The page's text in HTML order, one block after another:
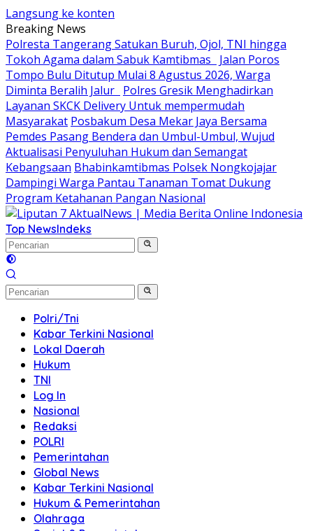
Langsung ke konten
Breaking News
Polresta Tangerang Satukan Buruh, Ojol, TNI hingga
Tokoh Agama dalam Sabuk Kamtibmas
Jalan Poros
Tompo Bulu Ditutup Mulai 8 Agustus 2026, Warga
Diminta Beralih Jalur Polres Gresik Menghadirkan
Layanan SKCK Delivery Untuk mempermudah
Masyarakat Posbakum Desa Mekar Jaya Bersama
Pemdes Pasang Bendera dan Umbul-Umbul, Wujud
Aktualisasi Penyuluhan Hukum dan Semangat
Kebangsaan Bhabinkamtibmas Polsek Nongkojajar
Dampingi Warga Pantau Tanaman Tomat Dukung
Program Ketahanan Pangan Nasional
Top NewsIndeks
Polri/Tni
Kabar Terkini Nasional
Lokal Daerah
Hukum
TNI
Log In
Nasional
Redaksi
POLRI
Pemerintahan
Global News
Kabar Terkini Nasional
Hukum & Pemerintahan
Olahraga